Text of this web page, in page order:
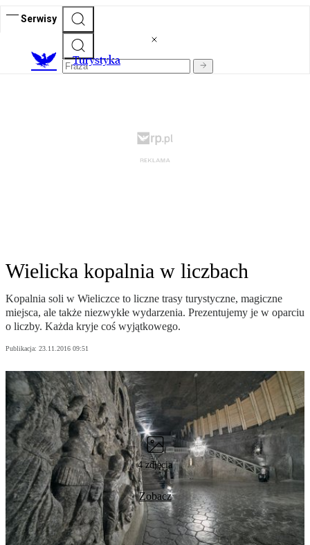
Serwisy
Turystyka
Wielicka kopalnia w liczbach
Kopalnia soli w Wieliczce to liczne trasy turystyczne, magiczne
miejsca, ale także niezwykłe wydarzenia. Prezentujemy je w oparciu
o liczby. Każda kryje coś wyjątkowego.
Publikacja: 23.11.2016 09:51
4 zdjęcia
Zobacz